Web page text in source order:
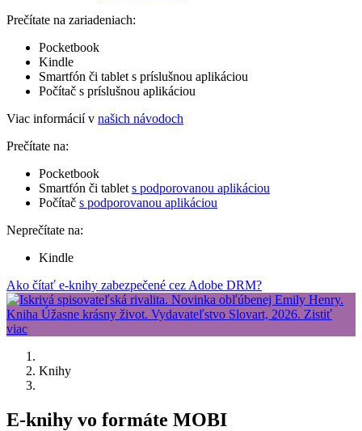
Prečítate na zariadeniach:
Pocketbook
Kindle
Smartfón či tablet s príslušnou aplikáciou
Počítač s príslušnou aplikáciou
Viac informácií v našich návodoch
Prečítate na:
Pocketbook
Smartfón či tablet s podporovanou aplikáciou
Počítač s podporovanou aplikáciou
Neprečítate na:
Kindle
Ako čítať e-knihy zabezpečené cez Adobe DRM?
Knihy
E-knihy vo formáte MOBI